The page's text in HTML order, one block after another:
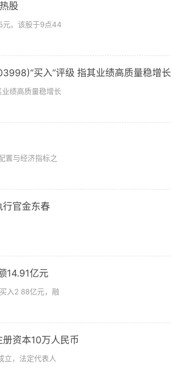
股
元。该股于9点44
买入”评级 指其业绩高质量稳增长
绩高质量稳增长
置与经济指标之
官金东春
14.91亿元
入2 88亿元，融
资本10万人民币
立，法定代表人